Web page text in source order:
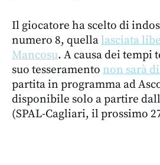
Il giocatore ha scelto di
numero 8, quellalasciata
Mancosu. A causa dei
suo tesseramento non sarà
partita in programma ad
disponibile solo a partire
(SPAL-Cagliari, il prossimo